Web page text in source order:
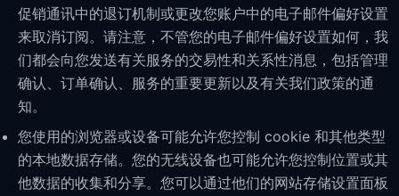
促销通讯中的退订机制或更改您账户中的电子邮件偏好设置
来取消订阅。请注意，不管您的电子邮件偏好设置如何，我
们都会向您发送有关服务的交易性和关系性消息，包括管理
确认、订单确认、服务的重要更新以及有关我们政策的通
知。
您使用的浏览器或设备可能允许您控制 cookie 和其他类型
的本地数据存储。您的无线设备也可能允许您控制位置或其
他数据的收集和分享。您可以通过他们的网站存储设置面板